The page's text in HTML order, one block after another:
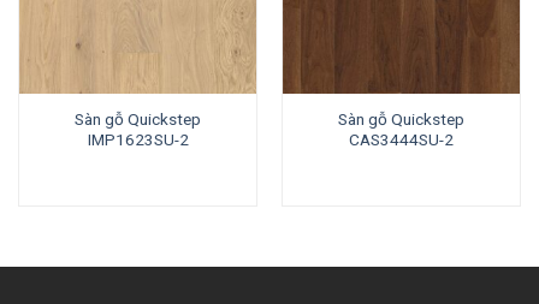
Sàn gỗ Quickstep
IMP1623SU-2
Sàn gỗ Quickstep
CAS3444SU-2